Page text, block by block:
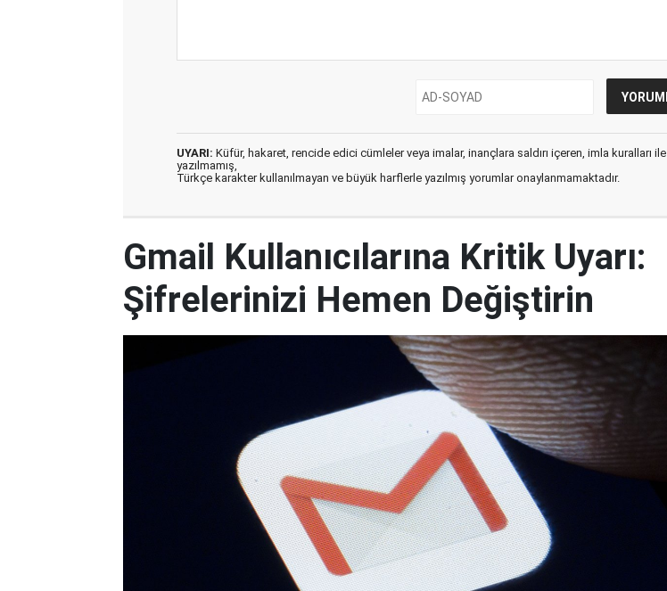
UYARI: Küfür, hakaret, rencide edici cümleler veya imalar, inançlara saldırı içeren, imla kuralları ile
yazılmamış,
Türkçe karakter kullanılmayan ve büyük harflerle yazılmış yorumlar onaylanmamaktadır.
Gmail Kullanıcılarına Kritik Uyarı:
Şifrelerinizi Hemen Değiştirin